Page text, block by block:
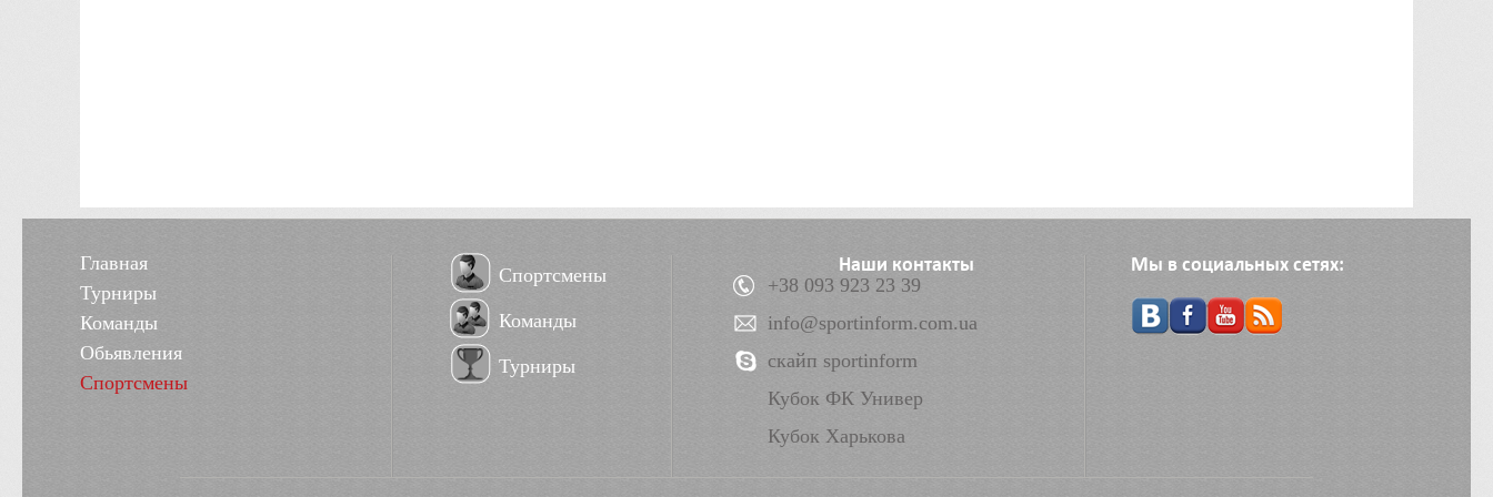
Главная
Турниры
Команды
Обьявления
Спортсмены
Спортсмены
Команды
Турниры
Наши контакты
+38 093 923 23 39
info@sportinform.com.ua
скайп sportinform
Кубок ФК Универ
Кубок Харькова
Мы в социальных сетях: